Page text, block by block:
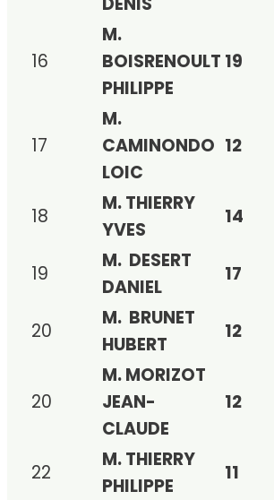
16
M.
BOISRENOULT
PHILIPPE
19
17
M.
CAMINONDO
LOIC
12
18
M. THIERRY
YVES
14
19
M. DESERT
DANIEL
17
20
M. BRUNET
HUBERT
12
20
M. MORIZOT
JEAN-
CLAUDE
12
22
M. THIERRY
PHILIPPE
11